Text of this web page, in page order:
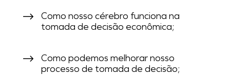
Como nosso cérebro funciona na
tomada de decisão econômica;
Como podemos melhorar nosso
processo de tomada de decisão;